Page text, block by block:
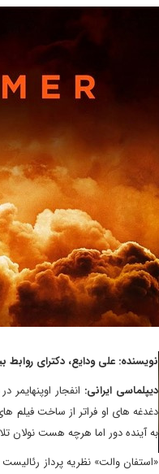
نویسنده: علی ودایع، دکترای روابط
دیپلماسی ایرانی: انفجار
دغدغه های او فراتر از ساخت فیلم
به آینده دور اما هرچه هست نولان
«استفان والت» نظریه پرداز